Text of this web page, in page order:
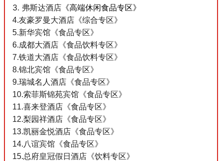
3. 弗斯达酒店 《高端休闲食品专区》
4.友豪罗曼大酒店 《综合专区》
5.新华宾馆 《食品专区》
6.成都大酒店 《食品饮料专区》
7.铁道大酒店 《食品饮料专区》
8.锦北宾馆 《食品专区》
9.瑞城名人酒店 《食品专区》
10.索菲斯锦苑宾馆 《食品专区》
11.喜来登酒店 《食品专区》
12.梨园祥酒店 《食品专区》
13.凯丽金悦酒店 《食品专区》
14.八谊宾馆 《食品专区》
15.总府皇冠假日酒店 《饮料专区》